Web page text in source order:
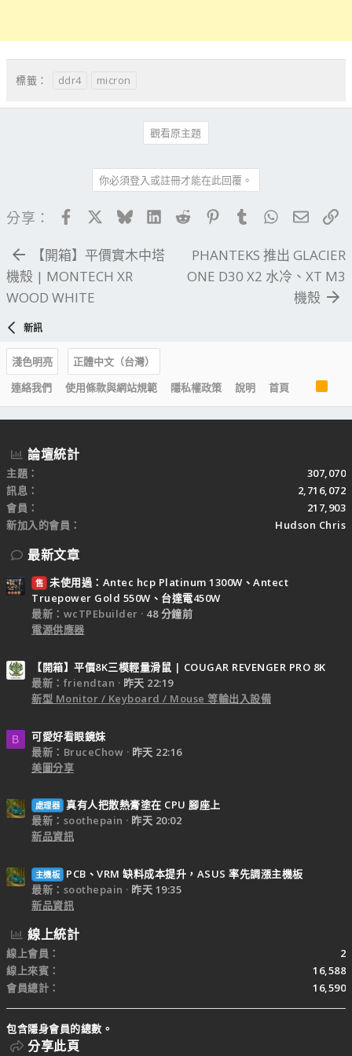
標籤： ddr4 micron
觀看原主題
你必須登入或註冊才能在此回覆。
分享： FacebookBlueskyLinkedIn
Reddit PinterestTumblrWhatsApp
電子
【開箱】平價實木中塔
機殼 | MONTECH XR
WOOD WHITE
PHANTEKS 推出 GLACIER
ONE D30 X2 水冷、XT M3
機殼
新訊
淺色明亮
正體中文（台灣）
連絡我們
使用條款與網站規範 隱私權政策 說明 首頁
R
S
S
論壇統計
主題
307,070
訊息
2,716,072
會員
217,903
新加入的會員
Hudson Chris
最新文章
售 未使用過：Antec hcp Platinum 1300W、Antect
Truepower Gold 550W、台達電450W
最新：wcTPEbuilder
48 分鐘前
電源供應器
【開箱】平價8K三模輕量滑鼠 | COUGAR REVENGER PRO 8K
最新：friendtan
昨天 22:19
新型 Monitor / Keyboard / Mouse 等輸出入設備
B
可愛好看眼鏡妹
最新：BruceChow
昨天 22:16
美圖分享
處理器 真有人把散熱膏塗在 CPU 腳座上
最新：soothepain
昨天 20:02
新品資訊
主機板
PCB、VRM 缺料成本提升，ASUS 率先調漲主機板
最新：soothepain
昨天 19:35
新品資訊
線上統計
線上會員
2
線上來賓
16,588
會員總計
16,590
包含隱身會員的總數。
分享此頁